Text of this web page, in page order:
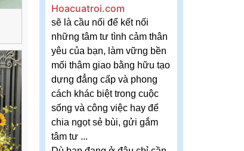
Hoacuatroi.com
sẽ là cầu nối để kết nối
những tâm tư tình cảm thân
yêu của bạn, làm vững bền
mối thâm giao bằng hữu tạo
dựng đẳng cấp và phong
cách khác biệt trong cuộc
sống và công việc hay để
chia ngọt sẻ bùi, gửi gắm
tâm tư ...